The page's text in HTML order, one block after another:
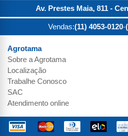
Av. Prestes Maia, 811 -
Vendas:(11) 4053-0120-
Agrotama
Sobre aAgrotama
Localização
Trabalhe Conosco
SAC
Atendimento online